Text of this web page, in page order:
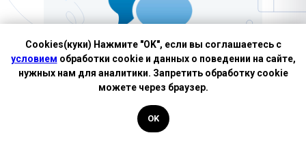
Cookies(куки) Нажмите "OK", если вы соглашаетесь с
условием обработки cookie и данных о поведении на сайте,
нужных нам для аналитики. Запретить обработку cookie
можете через браузер.
OK